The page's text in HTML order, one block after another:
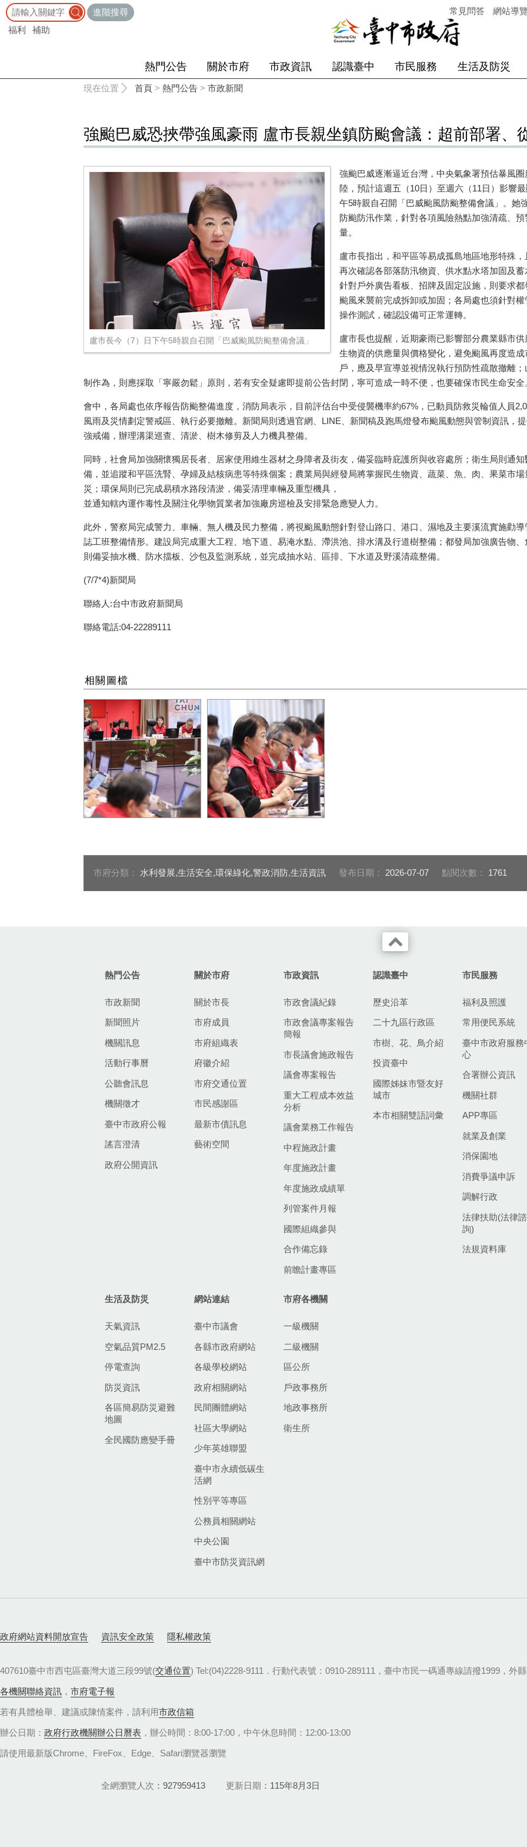
進階搜尋
福利
補助
常見問答 網站導
熱門公告 關於市府 市政資訊 認識臺中 市民服務 生活及防災
現在位置 首頁 > 熱門公告 > 市政新聞
強颱巴威恐挾帶強風豪雨 盧市長親坐鎮防颱會議：超前部署、
盧市長今（7）日下午5時親自召開「巴威颱風防颱整備會議」
強颱巴威逐漸逼近台灣，中央氣象署預估暴風
陸，預計這週五（10日）至週六（11日）影響
午5時親自召開「巴威颱風防颱整備會議」。她
防颱防汛作業，針對各項風險熱點加強清疏、
量。
盧市長指出，和平區等易成孤島地區地形特殊
再次確認各部落防汛物資、供水點水塔加固及
針對戶外廣告看板、招牌及固定設施，則要求
颱風來襲前完成拆卸或加固；各局處也須針對
操作測試，確認設備可正常運轉。
盧市長也提醒，近期豪雨已影響部分農業縣市
生物資的供應量與價格變化，避免颱風再度造
戶，應及早宣導並視情況執行預防性疏散撤離
制作為，則應採取「寧嚴勿鬆」原則，若有安全疑慮即提前公告封閉，寧可造成一時不便，也要確保市民生命安全
會中，各局處也依序報告防颱整備進度，消防局表示，目前評估台中受侵襲機率約67%，已動員防救災輪值人員
風雨及災情劃定警戒區、執行必要撤離。新聞局則透過官網、LINE、新聞稿及跑馬燈發布颱風動態與管制資訊，
強戒備，辦理溝渠巡查、清淤、樹木修剪及人力機具整備。
同時，社會局加強關懷獨居長者、居家使用維生器材之身障者及街友，備妥臨時庇護所與收容處所；衛生局則通
備，並追蹤和平區洗腎、孕婦及結核病患等特殊個案；農業局與經發局將掌握民生物資、蔬菜、魚、肉、果菜市
災；環保局則已完成易積水路段清淤，備妥清理車輛及重型機具，
並通知轄內運作毒性及關注化學物質業者加強廠房巡檢及安排緊急應變人力。
此外，警察局完成警力、車輛、無人機及民力整備，將視颱風動態針對登山路口、港口、濕地及主要溪流實施勸
誌工班整備情形。建設局完成重大工程、地下道、易淹水點、滯洪池、排水溝及行道樹整備；都發局加強廣告物
則備妥抽水機、防水擋板、沙包及監測系統，並完成抽水站、區排、下水道及野溪清疏整備。
(7/7*4)新聞局
聯絡人:台中市政府新聞局
聯絡電話:04-22289111
相關圖檔
颱防汛作業
市府分類： 水利發展,生活安全,環保綠化,警政消防,生活資訊 發布日期： 2026-07-07 點閱次數： 1761
熱門公告
市政新聞
新聞照片
機關訊息
活動行事曆
公聽會訊息
機關徵才
臺中市政府公報
謠言澄清
政府公開資訊
關於市府
關於市長
市府成員
市府組織表
府徽介紹
市府交通位置
市民感謝區
最新市債訊息
藝術空間
市政資訊
市政會議紀錄
市政會議專案報告
簡報
市長議會施政報告
議會專案報告
重大工程成本效益
分析
議會業務工作報告
中程施政計畫
年度施政計畫
年度施政成績單
列管案件月報
國際組織參與
合作備忘錄
前瞻計畫專區
認識臺中
歷史沿革
二十九區行政區
市樹、花、鳥介紹
投資臺中
國際姊妹市暨友好
城市
本市相關雙語詞彙
市民服務
福利及照護
常用便民系統
臺中市政府服務
心
合署辦公資訊
機關社群
APP專區
就業及創業
消保園地
消費爭議申訴
調解行政
法律扶助(法律諮
詢)
法規資料庫
生活及防災
天氣資訊
空氣品質PM2.5
停電查詢
防災資訊
各區簡易防災避難
地圖
全民國防應變手冊
網站連結
臺中市議會
各縣市政府網站
各級學校網站
政府相關網站
民間團體網站
社區大學網站
少年英雄聯盟
臺中市永續低碳生
活網
性別平等專區
公務員相關網站
中央公園
臺中市防災資訊網
市府各機關
一級機關
二級機關
區公所
戶政事務所
地政事務所
衛生所
政府網站資料開放宣告 資訊安全政策 隱私權政策
407610臺中市西屯區臺灣大道三段99號(交通位置) Tel:(04)2228-9111．行動代表號：0910-289111，臺中市民一碼通專線請撥1999，外
各機關聯絡資訊 ， 市府電子報
若有具體檢舉、建議或陳情案件，請利用市政信箱
辦公日期： 政府行政機關辦公日曆表 ，辦公時間：8:00-17:00，中午休息時間：12:00-13:00
請使用最新版Chrome、FireFox、Edge、Safari瀏覽器瀏覽
全網瀏覽人次 927959413 更新日期 115年8月3日